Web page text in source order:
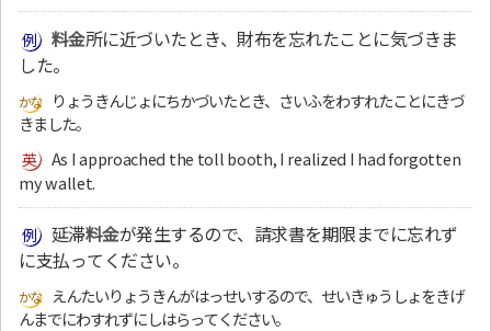
料金所に近づいたとき、財布を忘れたことに気づきま
した。
りょうきんじょにちかづいたとき、さいふをわすれたことにきづ
きました。
As I approached the toll booth, I realized I had forgotten
my wallet.
延滞料金が発生するので、請求書を期限までに忘れず
に支払ってください。
えんたいりょうきんがはっせいするので、せいきゅうしょをきげ
んまでにわすれずにしはらってください。